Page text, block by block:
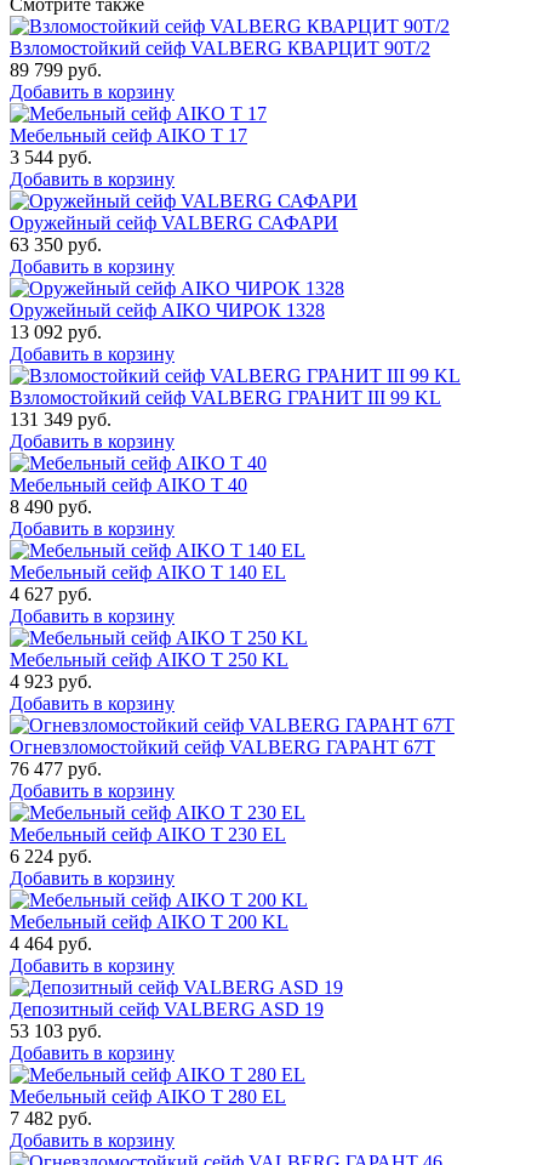
Взломостойкий сейф VALBERG КВАРЦИТ 90Т/2
89 799 руб.
Добавить в корзину
Мебельный сейф AIKO Т 17
3 544 руб.
Добавить в корзину
Оружейный сейф VALBERG САФАРИ
63 350 руб.
Добавить в корзину
Оружейный сейф AIKO ЧИРОК 1328
13 092 руб.
Добавить в корзину
Взломостойкий сейф VALBERG ГРАНИТ III 99 KL
131 349 руб.
Добавить в корзину
Мебельный сейф AIKO Т 40
8 490 руб.
Добавить в корзину
Мебельный сейф AIKO T 140 EL
4 627 руб.
Добавить в корзину
Мебельный сейф AIKO T 250 KL
4 923 руб.
Добавить в корзину
Огневзломостойкий сейф VALBERG ГАРАНТ 67T
76 477 руб.
Добавить в корзину
Мебельный сейф AIKO T 230 EL
6 224 руб.
Добавить в корзину
Мебельный сейф AIKO T 200 KL
4 464 руб.
Добавить в корзину
Депозитный сейф VALBERG ASD 19
53 103 руб.
Добавить в корзину
Мебельный сейф AIKO T 280 EL
7 482 руб.
Добавить в корзину